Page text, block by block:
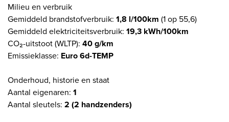
Milieu en verbruik
Gemiddeld brandstofverbruik: 1,8 l/100km (1 op 55,6)
Gemiddeld elektriciteitsverbruik: 19,3 kWh/100km
CO₂-uitstoot (WLTP): 40 g/km
Emissieklasse: Euro 6d-TEMP
Onderhoud, historie en staat
Aantal eigenaren: 1
Aantal sleutels: 2 (2 handzenders)